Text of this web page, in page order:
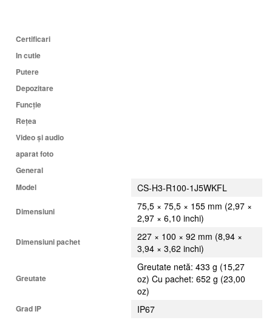
Certificari
In cutie
Putere
Depozitare
Funcţie
Reţea
Video și audio
aparat foto
General
Model
CS-H3-R100-1J5WKFL
Dimensiuni
75,5 × 75,5 × 155 mm (2,97 ×
2,97 × 6,10 inchi)
Dimensiuni pachet
227 × 100 × 92 mm (8,94 ×
3,94 × 3,62 inchi)
Greutate
Greutate netă: 433 g (15,27
oz) Cu pachet: 652 g (23,00
oz)
Grad IP IP67